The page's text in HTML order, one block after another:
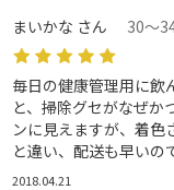
まいかな さん 30～
毎日の健康管理用に飲
と、掃除グセがなぜか
ンに見えますが、着色
と違い、配送も早いの
2018.04.21